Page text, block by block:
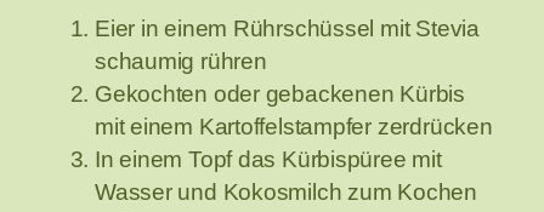
Eier in einem Rührschüssel mit Stevia
schaumig rühren
Gekochten oder gebackenen Kürbis
mit einem Kartoffelstampfer zerdrücken
In einem Topf das Kürbispüree mit
Wasser und Kokosmilch zum Kochen